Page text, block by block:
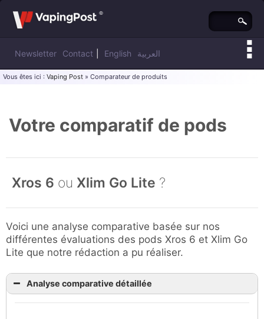
Newsletter Contact English العربية
Vous êtes ici : Vaping Post » Comparateur de produits
Votre comparatif de pods
Xros 6 ou Xlim Go Lite ?
Voici une analyse comparative basée sur nos
différentes évaluations des pods Xros 6 et Xlim Go
Lite que notre rédaction a pu réaliser.
Analyse comparative détaillée